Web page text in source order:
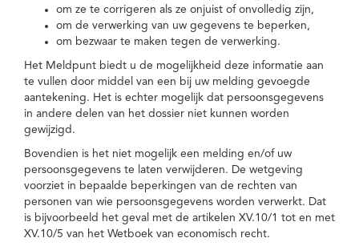
om ze te corrigeren als ze onjuist of onvolledig zijn,
om de verwerking van uw gegevens te beperken,
om bezwaar te maken tegen de verwerking.
Het Meldpunt biedt u de mogelijkheid deze informatie aan
te vullen door middel van een bij uw melding gevoegde
aantekening. Het is echter mogelijk dat persoonsgegevens
in andere delen van het dossier niet kunnen worden
gewijzigd.
Bovendien is het niet mogelijk een melding en/of uw
persoonsgegevens te laten verwijderen. De wetgeving
voorziet in bepaalde beperkingen van de rechten van
personen van wie persoonsgegevens worden verwerkt. Dat
is bijvoorbeeld het geval met de artikelen XV.10/1 tot en met
XV.10/5 van het Wetboek van economisch recht.